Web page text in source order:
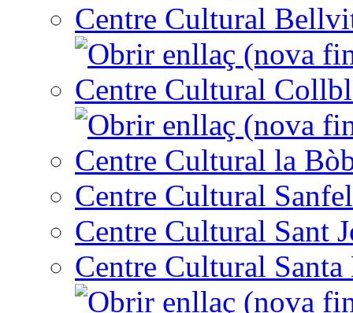
Centre Cultural
Centre Cultural
Centre Cultural la
Centre Cultural
Centre Cultural Sant
Centre Cultural